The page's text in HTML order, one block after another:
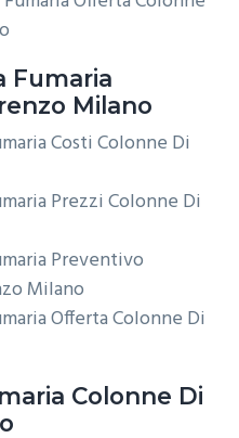
Fumaria
Milano
Costi Colonne Di
Prezzi Colonne Di
Preventivo
Milano
Offerta Colonne Di
Colonne Di